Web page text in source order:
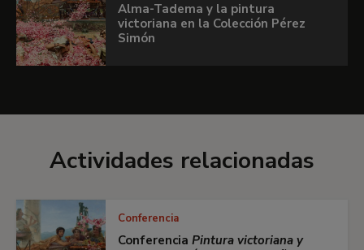
Alma-Tadema y la pintura
victoriana en la Colección Pérez
Simón
Actividades relacionadas
Conferencia
Conferencia Pintura victoriana y